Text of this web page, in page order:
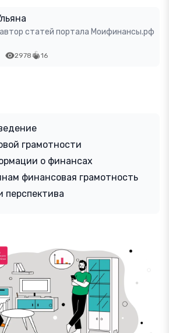
статей портала Моифинансы.рф
2978 16
грамотности
о финансах
финансовая грамотность
перспектива